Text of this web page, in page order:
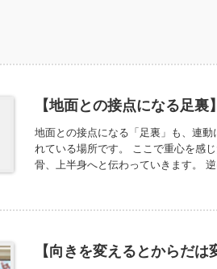
【地面との接点になる足裏】
地面との接点になる「足裏」も、連
れている場所です。 ここで重心を感
骨、上半身へと伝わっていきます。
【向きを変えるとからだは